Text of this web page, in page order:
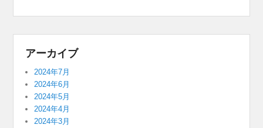
アーカイブ
2024年7月
2024年6月
2024年5月
2024年4月
2024年3月